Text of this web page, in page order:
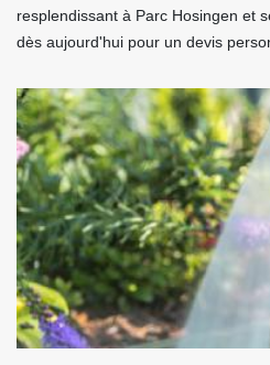
resplendissant à Parc Hosingen et
dès aujourd'hui pour un devis